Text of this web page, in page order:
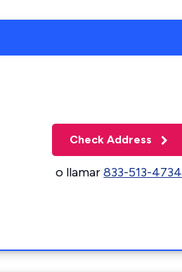
Check Address
o llamar833-513-4734